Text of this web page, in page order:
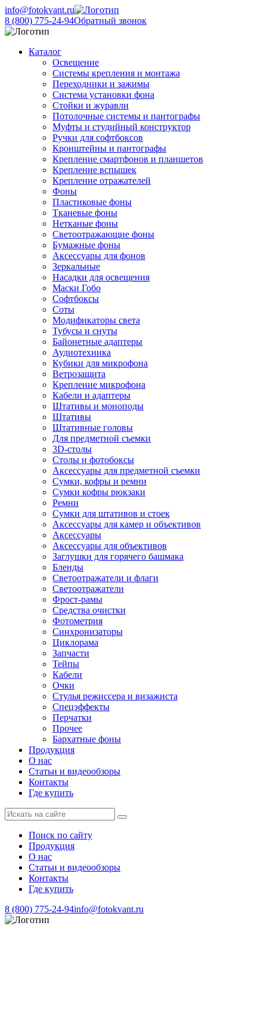
info@fotokvant.ru
8 (800) 775-24-94Обратный звонок
Каталог
Освещение
Системы крепления и монтажа
Переходники и зажимы
Система установки фона
Стойки и журавли
Потолочные системы и пантографы
Муфты и студийный конструктор
Ручки для софтбоксов
Кронштейны и пантографы
Крепление смартфонов и планшетов
Крепление вспышек
Крепление отражателей
Фоны
Пластиковые фоны
Тканевые фоны
Нетканые фоны
Светоотражающие фоны
Бумажные фоны
Аксессуары для фонов
Зеркальные
Насадки для освещения
Маски Гобо
Софтбоксы
Соты
Модификаторы света
Тубусы и снуты
Байонетные адаптеры
Аудиотехника
Кубики для микрофона
Ветрозащита
Крепление микрофона
Кабели и адаптеры
Штативы и моноподы
Штативы
Штативные головы
Для предметной съемки
3D-столы
Столы и фотобоксы
Аксессуары для предметной съемки
Сумки, кофры и ремни
Сумки кофры рюкзаки
Ремни
Сумки для штативов и стоек
Аксессуары для камер и объективов
Аксессуары
Аксессуары для объективов
Заглушки для горячего башмака
Бленды
Светоотражатели и флаги
Светоотражатели
Фрост-рамы
Средства очистки
Фотометрия
Синхронизаторы
Циклорама
Запчасти
Тейпы
Кабели
Очки
Стулья режиссера и визажиста
Спецэффекты
Перчатки
Прочее
Бархатные фоны
Продукция
О нас
Статьи и видеообзоры
Контакты
Где купить
Поиск по сайту
Продукция
О нас
Статьи и видеообзоры
Контакты
Где купить
8 (800) 775-24-94info@fotokvant.ru